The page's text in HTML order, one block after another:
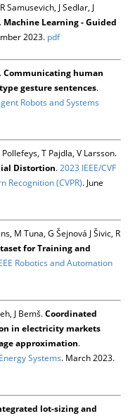
Samusevich, J Sedlar, J
Machine Learning - Guided
2023. pdf
Communicating human
gesture sentences.
Robots and Systems
T Pajdla, V Larsson.
Distortion.2023 IEEE/CVF
Recognition (CVPR). June
M Tuna, G Šejnová J Šivic, R
for Training and
Robotics and Automation
J Bemš.Coordinated
in electricity markets
approximation.
Systems. March 2023.
lot-sizing and